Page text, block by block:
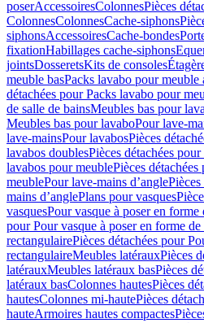
poserAccessoiresColonnesPièces
ColonnesColonnesCache-siphons
siphonsAccessoiresCache-bondes
fixationHabillages cache-siphons
jointsDosseretsKits de consoles
meuble basPacks lavabo pour meuble
détachées pour Packs lavabo pour
de salle de bainsMeubles bas pour
Meubles bas pour lavaboPour lave-
lave-mainsPour lavabosPièces
lavabos doublesPièces détachées
lavabos pour meublePièces
meublePour lave-mains d’angle
mains d’anglePlans pour vasques
vasquesPour vasque à poser en forme
pour Pour vasque à poser en forme
rectangulairePièces détachées pour
rectangulaireMeubles latérauxPièces
latérauxMeubles latéraux basPièces
latéraux basColonnes hautesPièces
hautesColonnes mi-hautePièces
hauteArmoires hautes compactes